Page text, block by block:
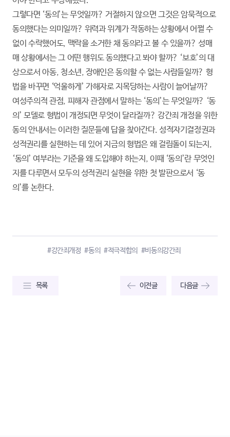
그렇다면 ‘동의’는 무엇일까? 거절하지 않으면 그것은 암묵적으로
동의했다는 의미일까? 위력과 위계가 작동하는 상황에서 어쩔 수
없이 수락했어도, 맥락을 소거한 채 동의라고 볼 수 있을까? 성매
매 상황에서는 그 어떤 행위도 동의했다고 봐야 할까? ‘보호’의 대
상으로서 아동, 청소년, 장애인은 동의할 수 없는 사람들일까? 형
법을 바꾸면 ‘억울하게’ 가해자로 지목당하는 사람이 늘어날까?
여성주의적 관점, 피해자 관점에서 말하는 ‘동의’는 무엇일까? ‘동
의’ 모델로 형법이 개정되면 무엇이 달라질까? 강간죄 개정을 위한
동의 안내서는 이러한 질문들에 답을 찾아간다. 성적자기결정권과
성적권리를 실현하는 데 있어 지금의 형법은 왜 걸림돌이 되는지,
‘동의’ 여부라는 기준을 왜 도입해야 하는지, 이때 ‘동의’란 무엇인
지를 다루면서 모두의 성적권리 실현을 위한 첫 발판으로서 ‘동
의’를 논한다.
#강간죄개정 #동의 #적극적합의 #비동의강간죄
목록 이전글 다음글